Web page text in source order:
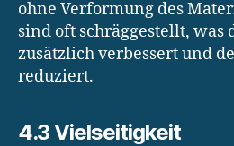
ohne Verformung des
sind oft schräggestellt, was
zusätzlich verbessert und
reduziert.
4.3 Vielseitigkeit